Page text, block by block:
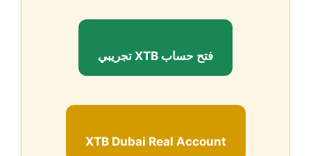
فتح حساب XTB تجريبي
XTB Dubai Real Account